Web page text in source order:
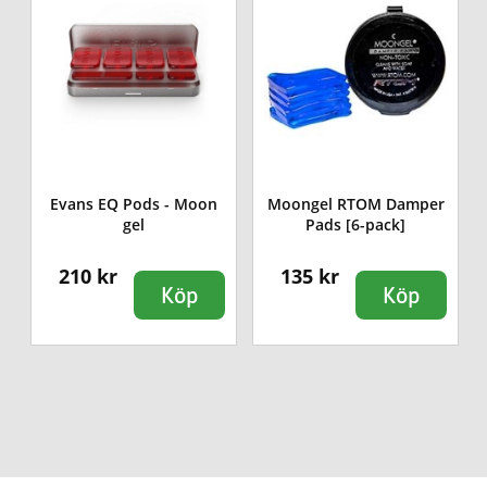
Evans EQ Pods - Moon
gel
210 kr
Köp
Moongel RTOM Damper
Pads [6-pack]
135 kr
Köp